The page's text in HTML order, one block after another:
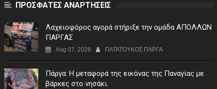
ΠΡΟΣΦΑΤΕΣ ΑΝΑΡΤΗΣΕΙΣ
Λαχειοφόρος αγορά στήριξε την ομάδα ΑΠΟΛΛΩΝ
ΠΑΡΓΑΣ
Aug 07, 2026 ΠΑΤΑΤΟΥΚΟΣ ΠΑΡΓΑ
Πάργα: Η μεταφορά της εικόνας της Παναγίας με
βάρκες στο νησάκι.